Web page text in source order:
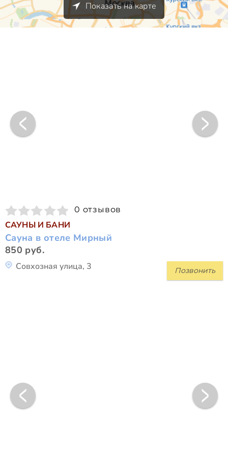
Показать на карте
0 отзывов
САУНЫ И БАНИ
Сауна в отеле Мирный
850 руб.
Позвонить
Совхозная улица, 3